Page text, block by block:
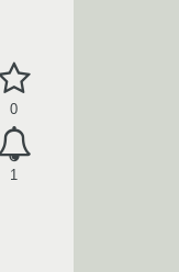
0
1